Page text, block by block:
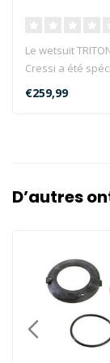
Le wetsuit
Cressi a été
conçu pour la
€259,99
D’autres